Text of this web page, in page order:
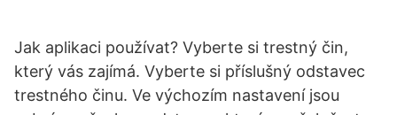
Jak aplikaci používat? Vyberte si trestný čin,
který vás zajímá. Vyberte si příslušný odstavec
trestného činu. Ve výchozím nastavení jsou